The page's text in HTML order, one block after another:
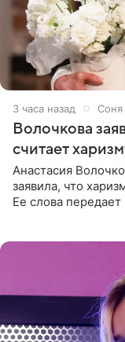
3 часа назад
Волочкова
считает
Анастасия
заявила, что
Ее слова